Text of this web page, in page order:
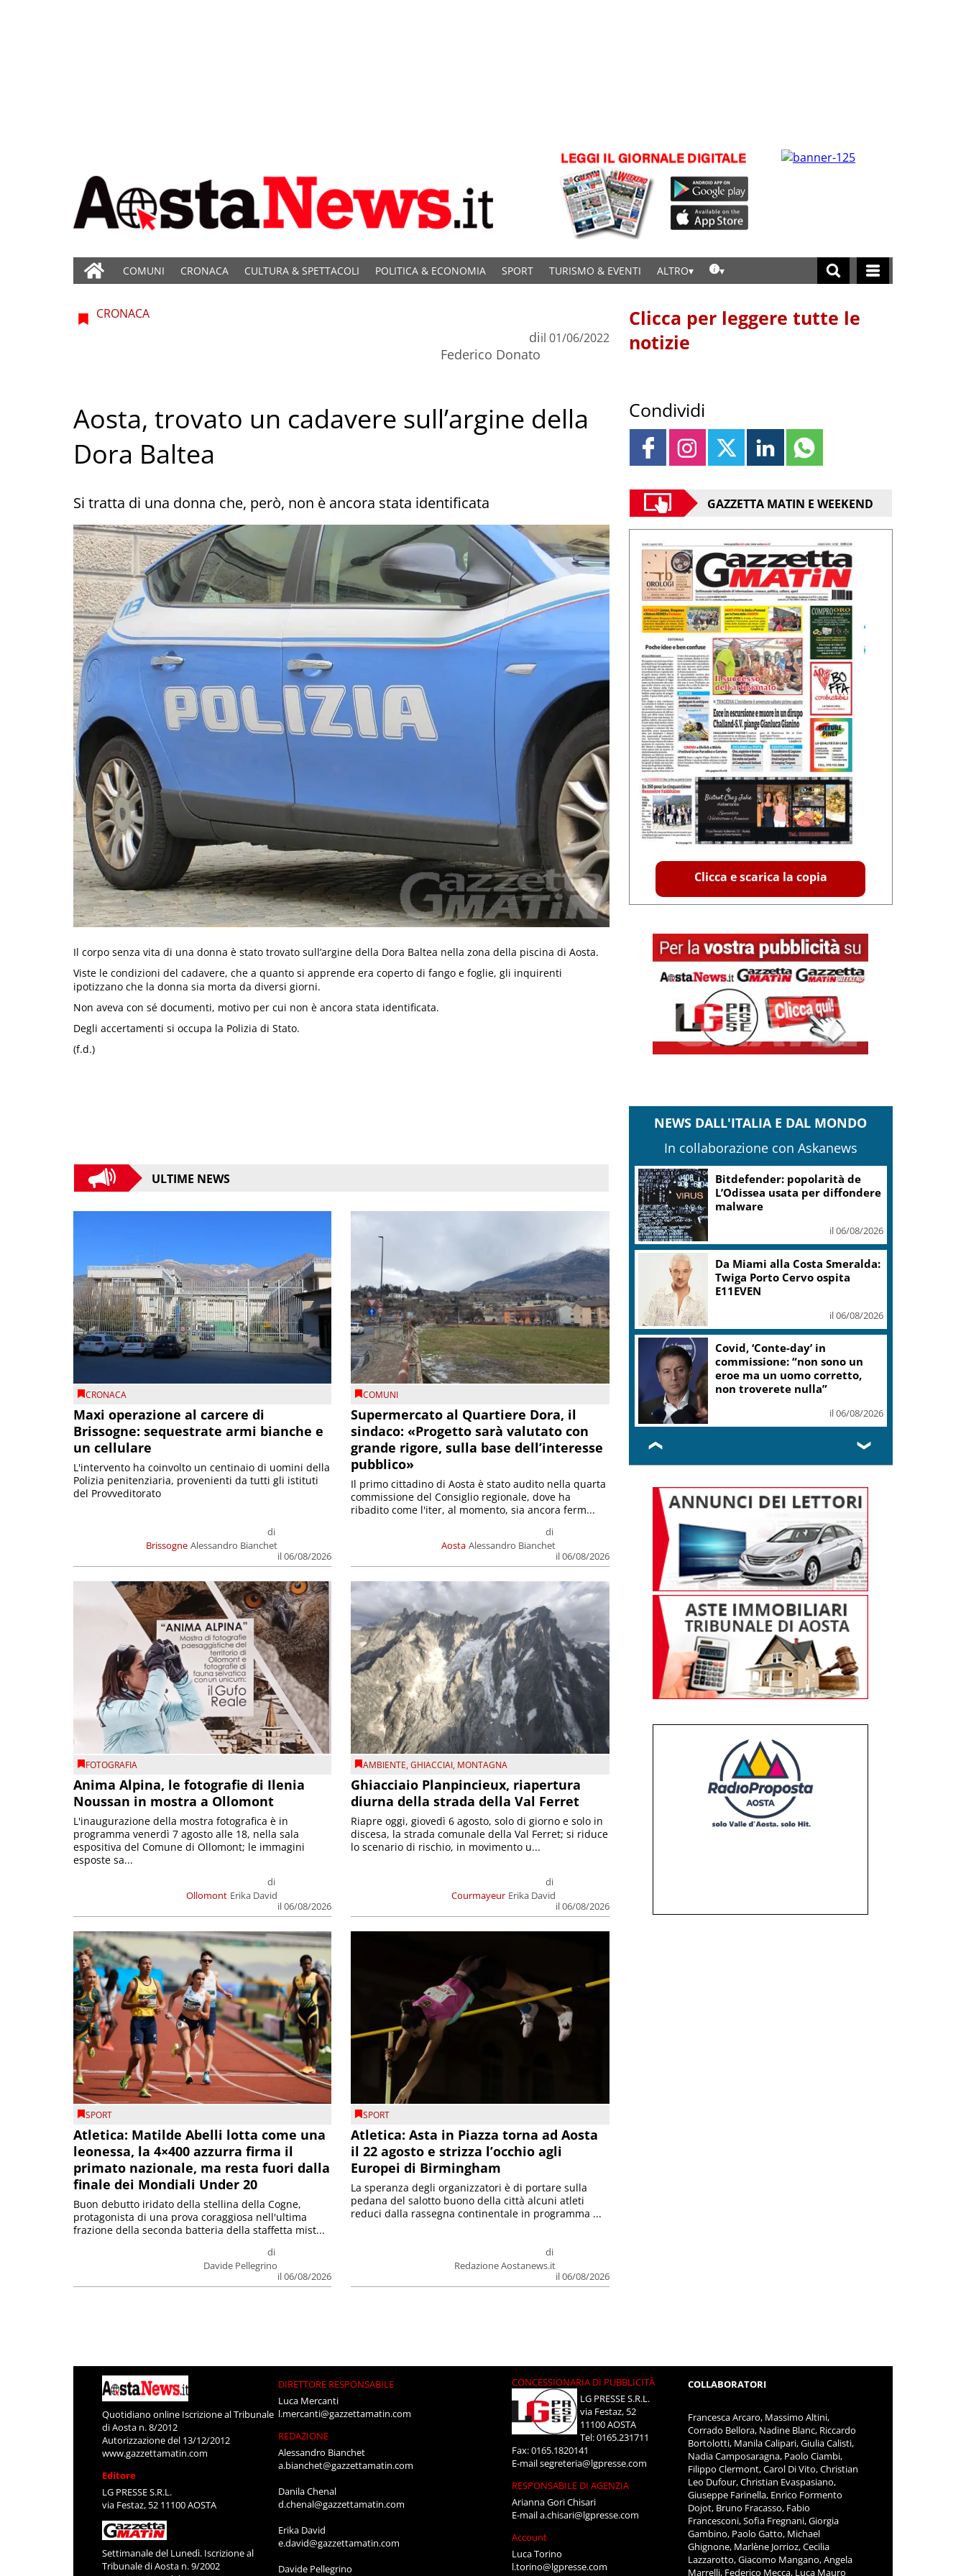
COMUNI CRONACA CULTURA & SPETTACOLI POLITICA & ECONOMIA SPORT TURISMO & EVENTI ALTRO
CRONACA
di
Federico Donato
il 01/06/2022
Aosta, trovato un cadavere sull’argine della
Dora Baltea
Si tratta di una donna che, però, non è ancora stata identificata
Il corpo senza vita di una donna è stato trovato sull’argine della Dora Baltea nella zona della piscina di Aosta.
Viste le condizioni del cadavere, che a quanto si apprende era coperto di fango e foglie, gli inquirenti
ipotizzano che la donna sia morta da diversi giorni.
Non aveva con sé documenti, motivo per cui non è ancora stata identificata.
Degli accertamenti si occupa la Polizia di Stato.
(f.d.)
ULTIME NEWS
CRONACA
Maxi operazione al carcere di
Brissogne: sequestrate armi bianche e
un cellulare
Brissogne
di
Alessandro Bianchet
il 06/08/2026
L'intervento ha coinvolto un centinaio di uomini della
Polizia penitenziaria, provenienti da tutti gli istituti
del Provveditorato
COMUNI
Supermercato al Quartiere Dora, il
sindaco: «Progetto sarà valutato con
grande rigore, sulla base dell’interesse
pubblico»
Aosta
di
Alessandro Bianchet
il 06/08/2026
Il primo cittadino di Aosta è stato audito nella quarta
commissione del Consiglio regionale, dove ha
ribadito come l'iter, al momento, sia ancora ferm...
FOTOGRAFIA
Anima Alpina, le fotografie di Ilenia
Noussan in mostra a Ollomont
Ollomont
di
Erika David
il 06/08/2026
L'inaugurazione della mostra fotografica è in
programma venerdì 7 agosto alle 18, nella sala
espositiva del Comune di Ollomont; le immagini
esposte sa...
AMBIENTE,GHIACCIAI, MONTAGNA
Ghiacciaio Planpincieux, riapertura
diurna della strada della Val Ferret
Courmayeur
di
Erika David
il 06/08/2026
Riapre oggi, giovedì 6 agosto, solo di giorno e solo in
discesa, la strada comunale della Val Ferret; si riduce
lo scenario di rischio, in movimento u...
SPORT
Atletica: Matilde Abelli lotta come una
leonessa, la 4×400 azzurra firma il
primato nazionale, ma resta fuori dalla
finale dei Mondiali Under 20
di
Davide Pellegrino
il 06/08/2026
Buon debutto iridato della stellina della Cogne,
protagonista di una prova coraggiosa nell'ultima
frazione della seconda batteria della staffetta mist...
SPORT
Atletica: Asta in Piazza torna ad Aosta
il 22 agosto e strizza l’occhio agli
Europei di Birmingham
di
Redazione Aostanews.it
il 06/08/2026
La speranza degli organizzatori è di portare sulla
pedana del salotto buono della città alcuni atleti
reduci dalla rassegna continentale in programma ...
Clicca per leggere tutte le
notizie
Condividi
GAZZETTA MATIN E WEEKEND
Clicca e scarica la copia
NEWS DALL'ITALIA E DAL MONDO
In collaborazione con Askanews
Bitdefender: popolarità de
L’Odissea usata per diffondere
malware
il 06/08/2026
Da Miami alla Costa Smeralda:
Twiga Porto Cervo ospita
E11EVEN
il 06/08/2026
Covid, ‘Conte-day’ in
commissione: “non sono un
eroe ma un uomo corretto,
non troverete nulla”
il 06/08/2026
❮ ❯
Quotidiano online Iscrizione al Tribunale
di Aosta n. 8/2012
Autorizzazione del 13/12/2012
www.gazzettamatin.com
Editore
LG PRESSE S.R.L.
via Festaz, 52 11100 AOSTA
Settimanale del Lunedì. Iscrizione al
Tribunale di Aosta n. 9/2002
DIRETTORE RESPONSABILE
Luca Mercanti
l.mercanti@gazzettamatin.com
REDAZIONE
Alessandro Bianchet
a.bianchet@gazzettamatin.com
Danila Chenal
d.chenal@gazzettamatin.com
Erika David
e.david@gazzettamatin.com
Davide Pellegrino
CONCESSIONARIA DI PUBBLICITÀ
LG PRESSE S.R.L.
via Festaz, 52
11100 AOSTA
Tel: 0165.231711
Fax: 0165.1820141
E-mailsegreteria@lgpresse.com
RESPONSABILE DI AGENZIA
Arianna Gori Chisari
E-maila.chisari@lgpresse.com
Account
Luca Torino
l.torino@lgpresse.com
COLLABORATORI
Francesca Arcaro, Massimo Altini,
Corrado Bellora, Nadine Blanc, Riccardo
Bortolotti, Manila Calipari, Giulia Calisti,
Nadia Camposaragna, Paolo Ciambi,
Filippo Clermont, Carol Di Vito, Christian
Leo Dufour, Christian Evaspasiano,
Giuseppe Farinella, Enrico Formento
Dojot, Bruno Fracasso, Fabio
Francesconi, Sofia Fregnani, Giorgia
Gambino, Paolo Gatto, Michael
Ghignone, Marlène Jorrioz, Cecilia
Lazzarotto, Giacomo Mangano, Angela
Marrelli, Federico Mecca, Luca Mauro